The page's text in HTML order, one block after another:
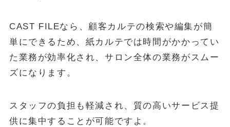
CAST FILEなら、顧客カルテの検索や編集が簡
単にできるため、紙カルテでは時間がかかってい
た業務が効率化され、サロン全体の業務がスムー
ズになります。
スタッフの負担も軽減され、質の高いサービス提
供に集中することが可能ですよ。